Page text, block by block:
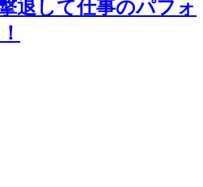
退して仕事のパフォ